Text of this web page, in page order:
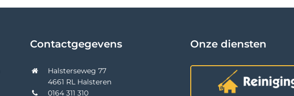
Contactgegevens
Halsterseweg 77
4661 RL Halsteren
0164 311 310
Onze diensten